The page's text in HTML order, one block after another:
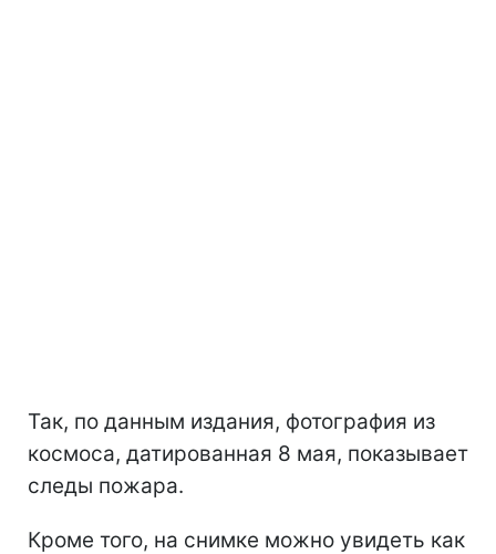
Так, по данным издания, фотография из
космоса, датированная 8 мая, показывает
следы пожара.
Кроме того, на снимке можно увидеть как